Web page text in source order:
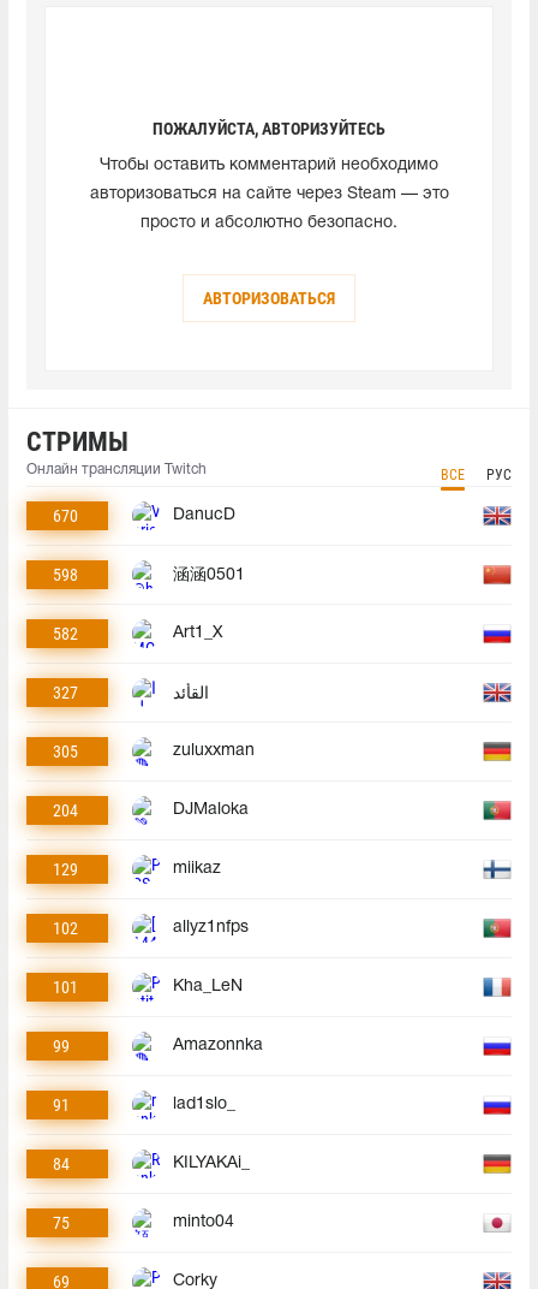
ПОЖАЛУЙСТА, АВТОРИЗУЙТЕСЬ
Чтобы оставить комментарий необходимо
авторизоваться на сайте через Steam — это
просто и абсолютно безопасно.
АВТОРИЗОВАТЬСЯ
СТРИМЫ
Онлайн трансляции Twitch ВСЕ РУС
670 DanucD
598 涵涵0501
582 Art1_X
327 القأئد
305 zuluxxman
204 DJMaloka
129 miikaz
102 allyz1nfps
101 Kha_LeN
99 Amazonnka
91 lad1slo_
84 KILYAKAi_
75 minto04
69 Corky